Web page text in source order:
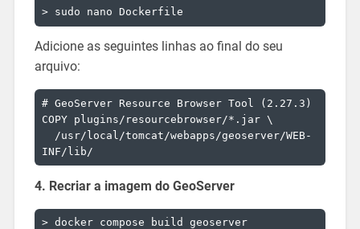
Adicione as seguintes linhas ao final do seu
arquivo:
# GeoServer Resource Browser Tool (2.27.3)
COPY plugins/resourcebrowser/*.jar \
4. Recriar a imagem do GeoServer
> docker compose build geoserver